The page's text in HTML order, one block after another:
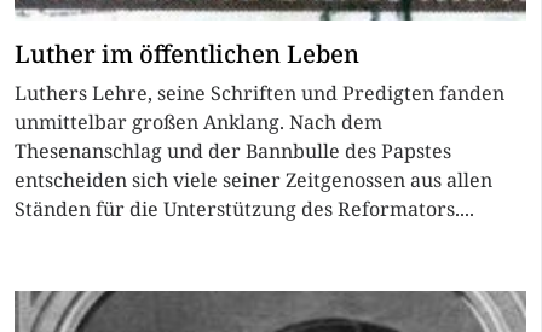
Luther im öffentlichen Leben
Luthers Lehre, seine Schriften und Predigten fanden
unmittelbar großen Anklang. Nach dem
Thesenanschlag und der Bannbulle des Papstes
entscheiden sich viele seiner Zeitgenossen aus allen
Ständen für die Unterstützung des Reformators....